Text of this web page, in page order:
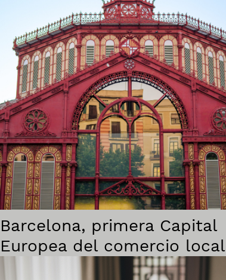
Barcelona, primera Capital
Europea del comercio local